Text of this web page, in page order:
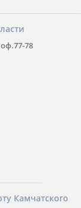
78
Камчатского